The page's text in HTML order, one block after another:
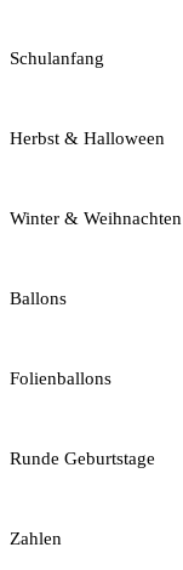
Schulanfang
Herbst & Halloween
Winter & Weihnachten
Ballons
Folienballons
Runde Geburtstage
Zahlen